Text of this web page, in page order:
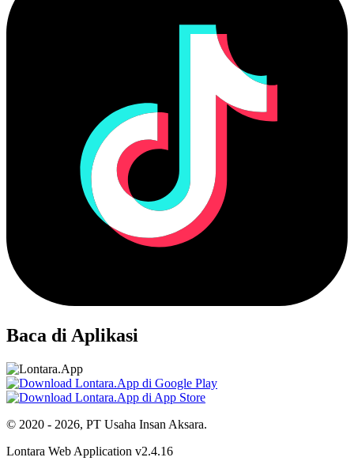
Baca di Aplikasi
© 2020 - 2026, PT Usaha Insan Aksara.
Lontara Web Application v2.4.16